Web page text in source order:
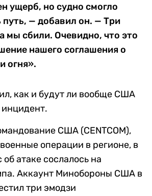
ущерб, но судно смогло
— добавил он. — Три
мы сбили. Очевидно, что это
нашего соглашения о
огня».
как и будут ли вообще США
инцидент.
США (CENTCOM),
операции в регионе, в
об атаке сослалось на
Аккаунт Минобороны США в
три эмодзи